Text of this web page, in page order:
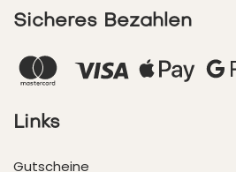
Sicheres Bezahlen
Links
Gutscheine